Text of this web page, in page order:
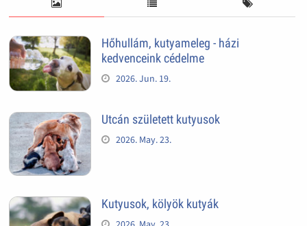
Hőhullám, kutyameleg - házi
kedvenceink cédelme
2026. Jun. 19.
Utcán született kutyusok
2026. May. 23.
Kutyusok, kölyök kutyák